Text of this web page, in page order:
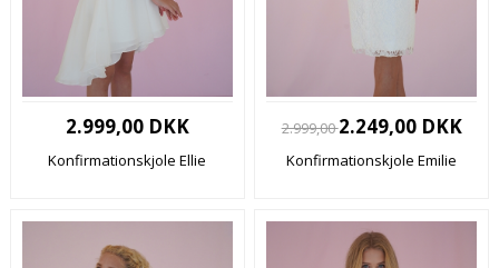
2.999,00 DKK
Konfirmationskjole Ellie
2.999,002.249,00 DKK
Konfirmationskjole Emilie